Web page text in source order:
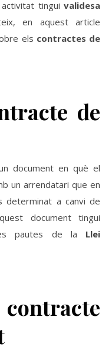
tingui validesa
en aquest article
els contractes de
de
document en què el
un arrendatari que en
determinat a canvi de
document tingui
pautes de la Llei